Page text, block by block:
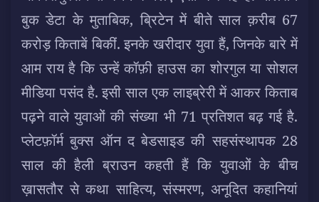
बुक डेटा के मुताबिक, ब्रिटेन में बीते साल क़रीब 67
करोड़ किताबें बिकीं. इनके खरीदार युवा हैं, जिनके बारे में
आम राय है कि उन्हें कॉफ़ी हाउस का शोरगुल या सोशल
मीडिया पसंद है. इसी साल एक लाइब्रेरी में आकर किताब
पढ़ने वाले युवाओं की संख्या भी 71 प्रतिशत बढ़ गई है.
प्लेटफ़ॉर्म बुक्स ऑन द बेडसाइड की सहसंस्थापक 28
साल की हैली ब्राउन कहती हैं कि युवाओं के बीच
ख़ासतौर से कथा साहित्य, संस्मरण, अनूदित कहानियां